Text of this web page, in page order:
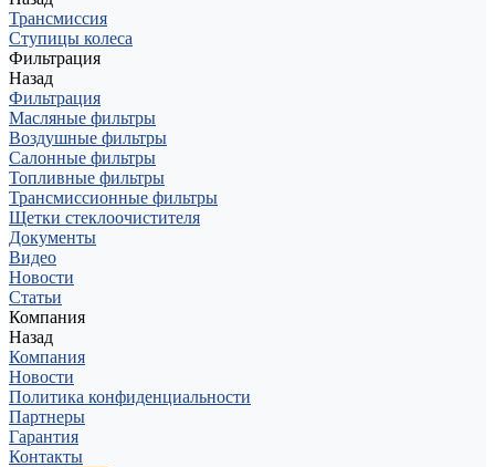
Трансмиссия
Ступицы колеса
Фильтрация
Назад
Фильтрация
Масляные фильтры
Воздушные фильтры
Салонные фильтры
Топливные фильтры
Трансмиссионные фильтры
Щетки стеклоочистителя
Документы
Видео
Новости
Статьи
Компания
Назад
Компания
Новости
Политика конфиденциальности
Партнеры
Гарантия
Контакты